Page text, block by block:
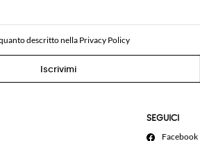
descritto nellaPrivacy Policy
Iscrivimi
SEGUICI
Facebook